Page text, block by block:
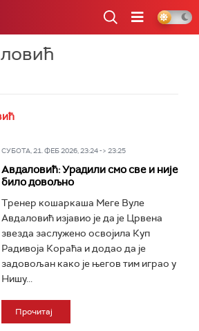
СУБОТА, 21. ФЕБ 2026, 23:24 -> 23:25
Авдаловић: Урадили смо све и није
било довољно
Тренер кошаркаша Меге Вуле
Авдаловић изјавио је да је Црвена
звезда заслужено освојила Куп
Радивоја Кораћа и додао да је
задовољан како је његов тим играо у
Нишу...
Прочитај